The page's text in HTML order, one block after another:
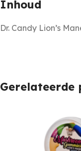
Inhoud
Dr. Candy Lion’s
Gerelateerde